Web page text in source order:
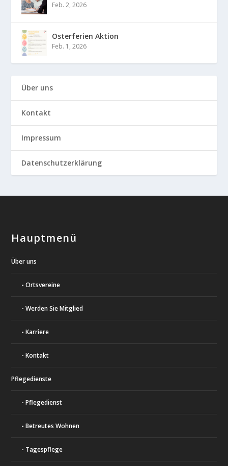
Feb. 2, 2026
Osterferien Aktion
Feb. 1, 2026
Über uns
Kontakt
Impressum
Datenschutzerklärung
Hauptmenü
Über uns
Ortsvereine
Werden Sie Mitglied
Karriere
Kontakt
Pflegedienste
Pflegedienst
Betreutes Wohnen
Tagespflege